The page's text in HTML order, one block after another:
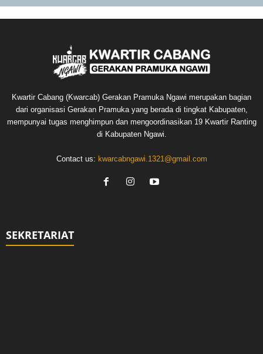
Kwartir Cabang (Kwarcab) Gerakan Pramuka Ngawi merupakan bagian
dari organisasi Gerakan Pramuka yang berada di tingkat Kabupaten,
mempunyai tugas menghimpun dan mengoordinasikan 19 Kwartir Ranting
di Kabupaten Ngawi.
Contact us: kwarcabngawi.1321@gmail.com
SEKRETARIAT